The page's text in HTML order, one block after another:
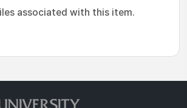
associated with this item.